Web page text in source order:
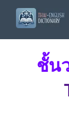
ชั้น